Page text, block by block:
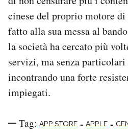
cinese del proprio motore
fatto alla sua messa al
la società ha cercato più
servizi, ma senza particolari
incontrando una forte
impiegati.
Tag: APP STORE - APPLE -